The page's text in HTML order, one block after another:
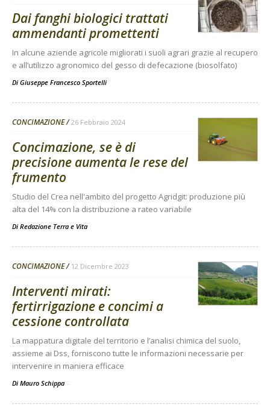
Dai fanghi biologici trattati
ammendanti promettenti
In alcune aziende agricole migliorati i suoli agrari grazie al recupero
e all’utilizzo agronomico del gesso di defecazione (biosolfato)
Di Giuseppe Francesco Sportelli
CONCIMAZIONE 26 Febbraio 2024
Concimazione, se è di
precisione aumenta le rese del
frumento
Studio del Crea nell'ambito del progetto Agridgit: produzione più
alta del 14% con la distribuzione a rateo variabile
Di Redazione Terra e Vita
CONCIMAZIONE 12 Dicembre 2023
Interventi mirati:
fertirrigazione e concimi a
cessione controllata
La mappatura digitale del territorio e l’analisi chimica del suolo,
assieme ai Dss, forniscono tutte le informazioni necessarie per
intervenire in maniera efficace
Di Mauro Schippa -